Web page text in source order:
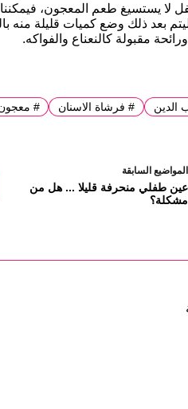
لا يستسيغ طعم المعجون،
بعد ذلك وضع كميات قليلة
مقبولة كالنعناع والفواكه.
الدين #فرشاة الاسنان #
المواضيع السابقة
عين طفلي منحرفة قليلا ... هل من
مشكلة؟